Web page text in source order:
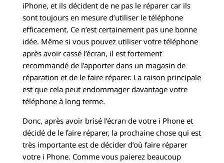
iPhone, et ils décident de ne pas le réparer car ils
sont toujours en mesure d’utiliser le téléphone
efficacement. Ce n’est certainement pas une bonne
idée. Même si vous pouvez utiliser votre téléphone
après avoir cassé l’écran, il est fortement
recommandé de l’apporter dans un magasin de
réparation et de le faire réparer. La raison principale
est que cela peut endommager davantage votre
téléphone à long terme.
Donc, après avoir brisé l’écran de votre i Phone et
décidé de le faire réparer, la prochaine chose qui est
très importante est de décider d’où faire réparer
votre i Phone. Comme vous paierez beaucoup